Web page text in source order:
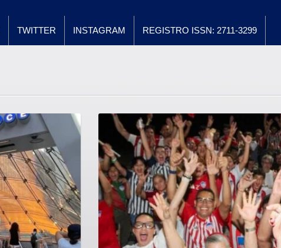
TWITTER INSTAGRAM REGISTRO ISSN: 2711-3299